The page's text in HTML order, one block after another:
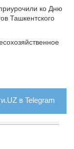
ко Дню
Ташкентского
в Telegram